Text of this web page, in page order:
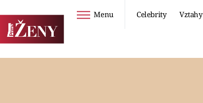
Menu Celebrity Vztahy